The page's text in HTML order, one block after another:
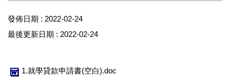
發佈日期 : 2022-02-24
最後更新日期 : 2022-02-24
1.就學貸款申請書(空白).doc